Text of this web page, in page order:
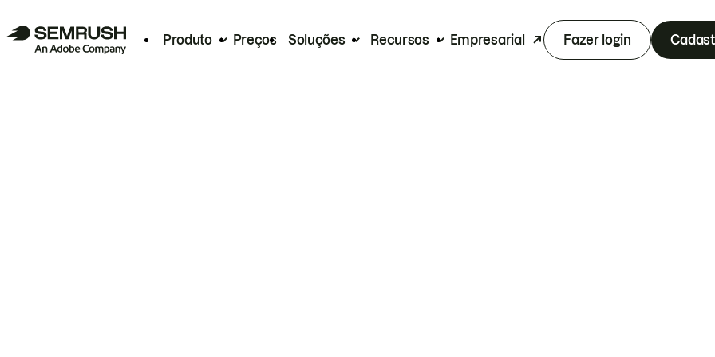
Produto Preços Soluções Recursos Empresarial Fazer login